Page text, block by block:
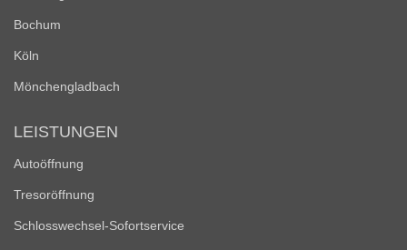
Bochum
Köln
Mönchengladbach
LEISTUNGEN
Autoöffnung
Tresoröffnung
Schlosswechsel-Sofortservice